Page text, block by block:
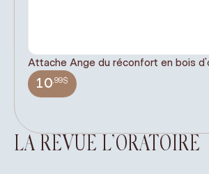
Attache Ange du réconfort en bois
10,99$
LA REVUE L’ORATOIRE